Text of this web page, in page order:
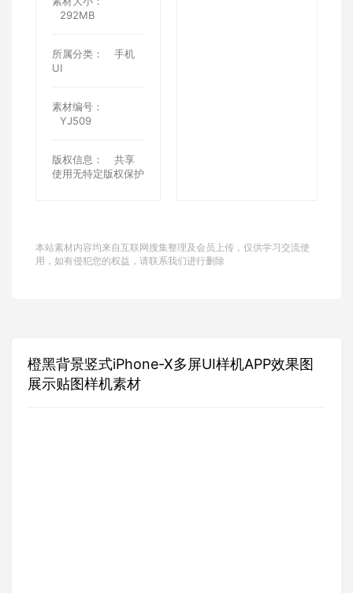
292MB
所属分类：
手机
UI
素材编号：
YJ509
版权信息：
共享
使用无特定版权保护
本站素材内容均来自互联网搜集整理及会员上传，仅供学习交流使
用，如有侵犯您的权益，请联系我们进行删除
橙黑背景竖式iPhone-X多屏UI样机APP效果图
展示贴图样机素材